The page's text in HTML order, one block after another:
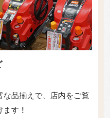
な品揃えで、店内をご覧
す！